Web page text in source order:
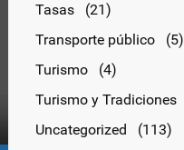
Tasas
(21)
Transporte público
(5)
Turismo
(4)
Turismo y Tradiciones
Uncategorized
(113)